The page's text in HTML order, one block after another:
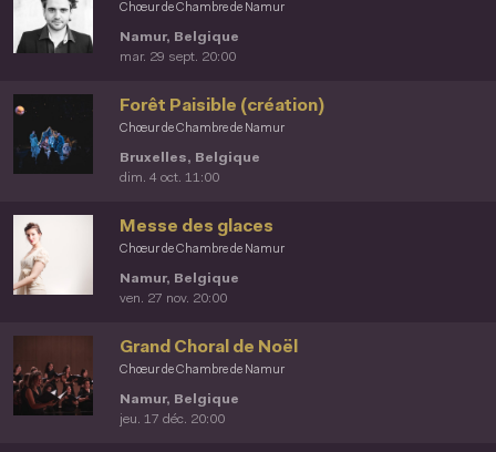
Chœur de Chambre de Namur
Namur, Belgique
mar. 29 sept. 20:00
Chœur de Chambre de Namur
Forêt Paisible (création)
Bruxelles, Belgique
dim. 4 oct. 11:00
Chœur de Chambre de Namur
Messe des glaces
Namur, Belgique
ven. 27 nov. 20:00
Chœur de Chambre de Namur
Grand Choral de Noël
Namur, Belgique
jeu. 17 déc. 20:00